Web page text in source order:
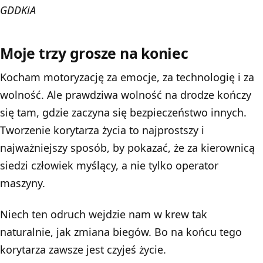
GDDKiA
Moje trzy grosze na koniec
Kocham motoryzację za emocje, za technologię i za
wolność. Ale prawdziwa wolność na drodze kończy
się tam, gdzie zaczyna się bezpieczeństwo innych.
Tworzenie korytarza życia to najprostszy i
najważniejszy sposób, by pokazać, że za kierownicą
siedzi człowiek myślący, a nie tylko operator
maszyny.
Niech ten odruch wejdzie nam w krew tak
naturalnie, jak zmiana biegów. Bo na końcu tego
korytarza zawsze jest czyjeś życie.